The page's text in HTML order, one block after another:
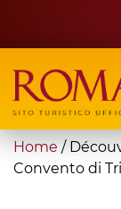
main
content
Search
form
Recherche
You
are
Home /
Convento di